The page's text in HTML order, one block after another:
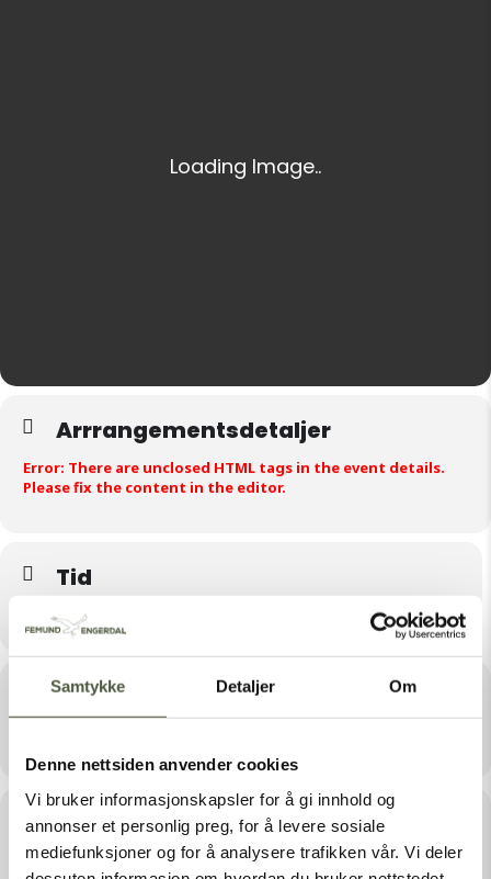
Samtykke Detaljer Om
Denne nettsiden anvender cookies
Vi bruker informasjonskapsler for å gi innhold og
annonser et personlig preg, for å levere sosiale
mediefunksjoner og for å analysere trafikken vår. Vi deler
Arrrangementsdetaljer
Error: There are unclosed HTML tags in the event details.
Please fix the content in the editor.
Tid
April 20, 2023 18:00
Sted
Arrangør
HEME DINE